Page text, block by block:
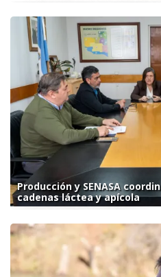
Producción y SENASA
cadenas láctea y apícola